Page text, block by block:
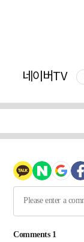
네이버TV